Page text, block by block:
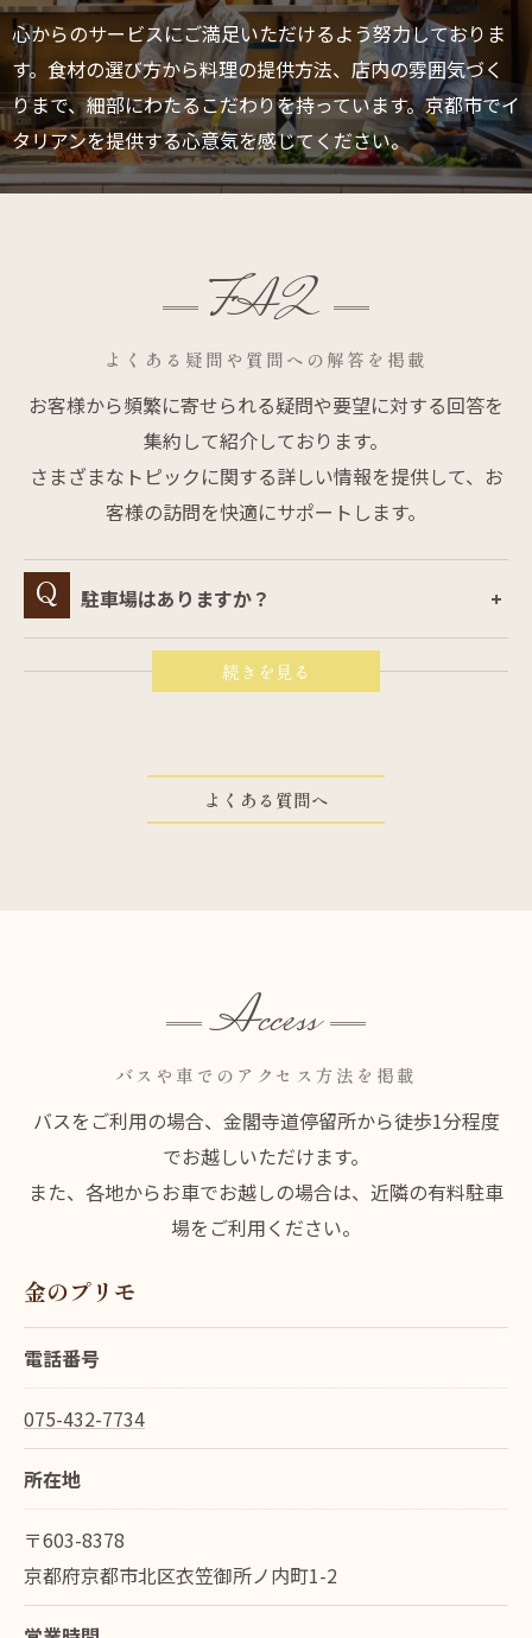
心からのサービスにご満足いただけるよう努力しておりま
す。食材の選び方から料理の提供方法、店内の雰囲気づく
りまで、細部にわたるこだわりを持っています。京都市でイ
タリアンを提供する心意気を感じてください。
よくある疑問や質問への解答を掲載
FAQ
お客様から頻繁に寄せられる疑問や要望に対する回答を
集約して紹介しております。
さまざまなトピックに関する詳しい情報を提供して、お
客様の訪問を快適にサポートします。
駐車場はありますか？
よくある質問へ
バスや車でのアクセス方法を掲載
Access
バスをご利用の場合、金閣寺道停留所から徒歩1分程度
でお越しいただけます。
また、各地からお車でお越しの場合は、近隣の有料駐車
場をご利用ください。
金のプリモ
電話番号
075-432-7734
所在地
〒603-8378
京都府京都市北区衣笠御所ノ内町1-2